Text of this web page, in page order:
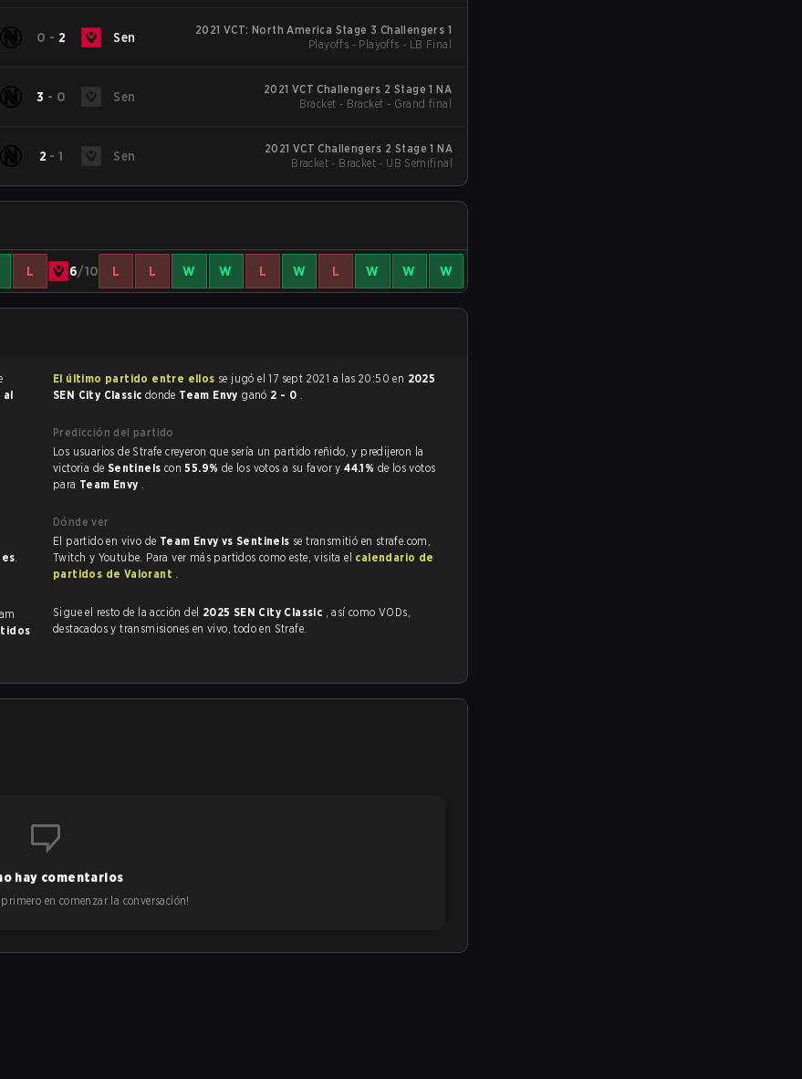
0 - 2 Sen
2021 VCT: North America Stage 3 Challengers 1
Playoffs - Playoffs - LB Final
3 - 0 Sen
2021 VCT Challengers 2 Stage 1 NA
Bracket - Bracket - Grand final
2 -1 Sen
2021 VCT Challengers 2 Stage 1 NA
Bracket - Bracket - UB Semifinal
L 6/10 L L W W L W L W W W
al
.
El último partido entre ellos se jugó el 17 sept 2021 a las 20:50 en 2025
SEN City Classic donde Team Envy ganó 2 - 0 .
Predicción del partido
Los usuarios de Strafe creyeron que sería un partido reñido, y predijeron la
victoria de Sentinels con55.9% de los votos a su favor y44.1% de los votos
para Team Envy .
Dónde ver
El partido en vivo de Team Envy vs Sentinels se transmitió en strafe.com,
Twitch y Youtube. Para ver más partidos como este, visita el calendario de
partidos de Valorant .
Sigue el resto de la acción del 2025 SEN City Classic , así como VODs,
destacados y transmisiones en vivo, todo en Strafe.
hay comentarios
primero en comenzar la conversación!